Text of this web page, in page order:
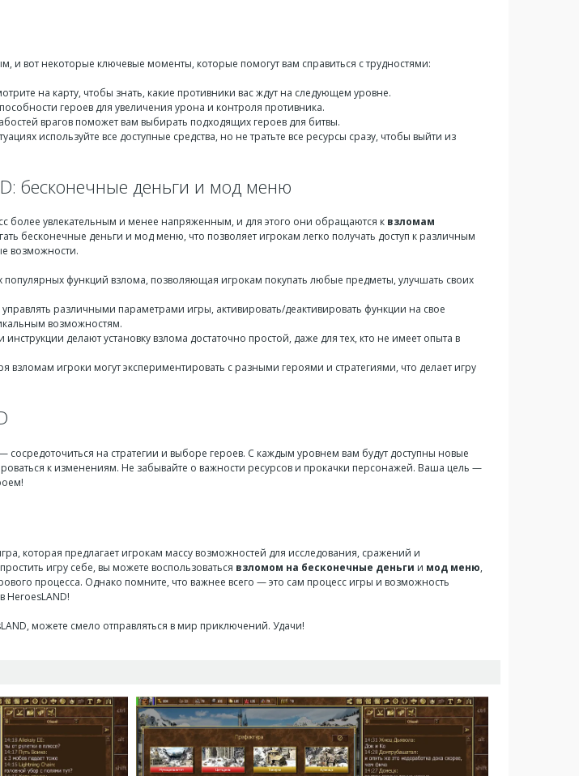
и вот некоторые ключевые моменты, которые помогут вам справиться с трудностями:
на карту, чтобы знать, какие противники вас ждут на следующем уровне.
героев для увеличения урона и контроля противника.
врагов поможет вам выбирать подходящих героев для битвы.
используйте все доступные средства, но не тратьте все ресурсы сразу, чтобы выйти из
бесконечные деньги и мод меню
более увлекательным и менее напряженным, и для этого они обращаются к взломам
бесконечные деньги и мод меню, что позволяет игрокам легко получать доступ к различным
возможности.
популярных функций взлома, позволяющая игрокам покупать любые предметы, улучшать своих
различными параметрами игры, активировать/деактивировать функции на свое
возможностям.
делают установку взлома достаточно простой, даже для тех, кто не имеет опыта в
взломам игроки могут экспериментировать с разными героями и стратегиями, что делает игру
сосредоточиться на стратегии и выборе героев. С каждым уровнем вам будут доступны новые
к изменениям. Не забывайте о важности ресурсов и прокачки персонажей. Ваша цель —
которая предлагает игрокам массу возможностей для исследования, сражений и
игру себе, вы можете воспользоваться взломом на бесконечные деньги и мод меню,
процесса. Однако помните, что важнее всего — это сам процесс игры и возможность
HeroesLAND!
можете смело отправляться в мир приключений. Удачи!